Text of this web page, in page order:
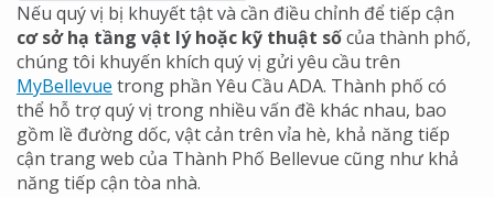
Nếu quý vị bị khuyết tật và cần điều chỉnh để tiếp cận
cơ sở hạ tầng vật lý hoặc kỹ thuật sốcủa thành phố,
chúng tôi khuyến khích quý vị gửi yêu cầu trên
MyBellevue trong phần Yêu Cầu ADA. Thành phố có
thể hỗ trợ quý vị trong nhiều vấn đề khác nhau, bao
gồm lề đường dốc, vật cản trên vỉa hè, khả năng tiếp
cận trang web của Thành Phố Bellevue cũng như khả
năng tiếp cận tòa nhà.